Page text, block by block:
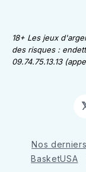
18+ Les jeux
des risques :
09.74.75.13.13
Nos
BasketUSA